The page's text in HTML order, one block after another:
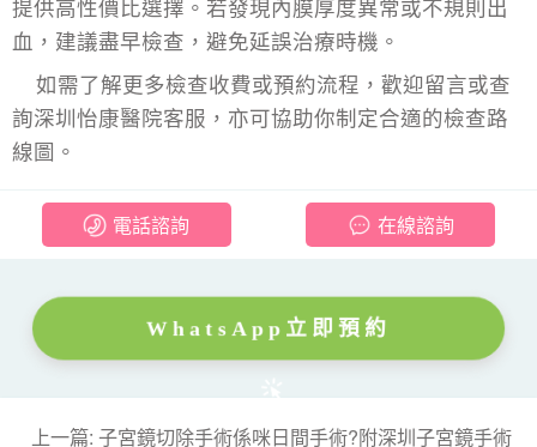
提供高性價比選擇。若發現內膜厚度異常或不規則出
血，建議盡早檢查，避免延誤治療時機。
如需了解更多檢查收費或預約流程，歡迎留言或查
詢深圳怡康醫院客服，亦可協助你制定合適的檢查路
線圖。
電話諮詢 在線諮詢
WhatsApp立即預約
上一篇: 子宮鏡切除手術係咪日間手術?附深圳子宮鏡手術